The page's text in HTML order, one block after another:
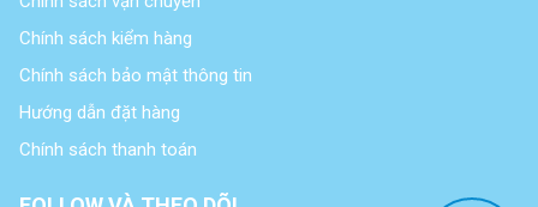
Chính sách kiểm hàng
Chính sách bảo mật thông tin
Hướng dẫn đặt hàng
Chính sách thanh toán